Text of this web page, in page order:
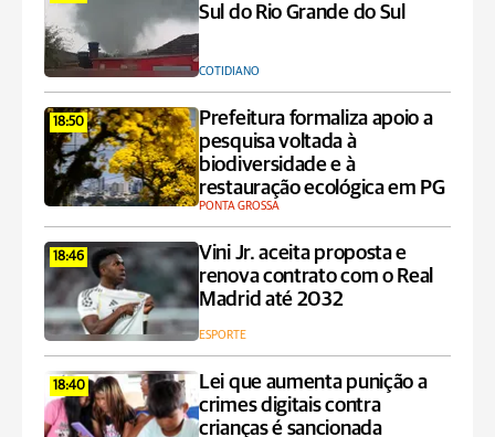
Sul do Rio Grande do Sul
COTIDIANO
18:50
Prefeitura formaliza apoio a
pesquisa voltada à
biodiversidade e à
restauração ecológica em PG
PONTA GROSSA
18:46
Vini Jr. aceita proposta e
renova contrato com o Real
Madrid até 2032
ESPORTE
18:40
Lei que aumenta punição a
crimes digitais contra
crianças é sancionada